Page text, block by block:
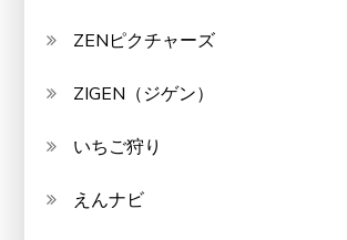
ZENピクチャーズ
ZIGEN（ジゲン）
いちご狩り
えんナビ